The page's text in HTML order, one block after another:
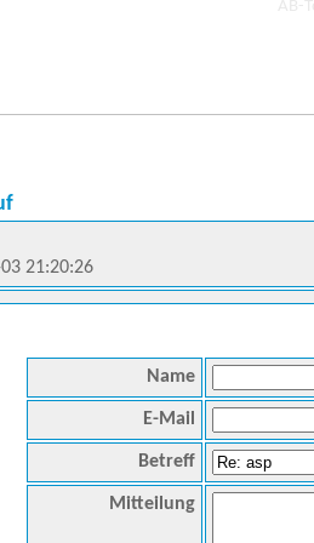
21:20:26
Name
E-Mail
Betreff
Mitteilung